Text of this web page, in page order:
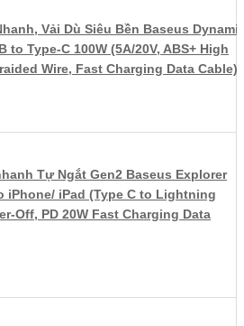
Vải Dù Siêu Bền Baseus
to Type-C 100W (5A/20V, ABS+ High
Wire, Fast Charging Data Cable)
Tự Ngắt Gen2 Baseus Explorer
iPhone/ iPad (Type C to Lightning
Off, PD 20W Fast Charging Data